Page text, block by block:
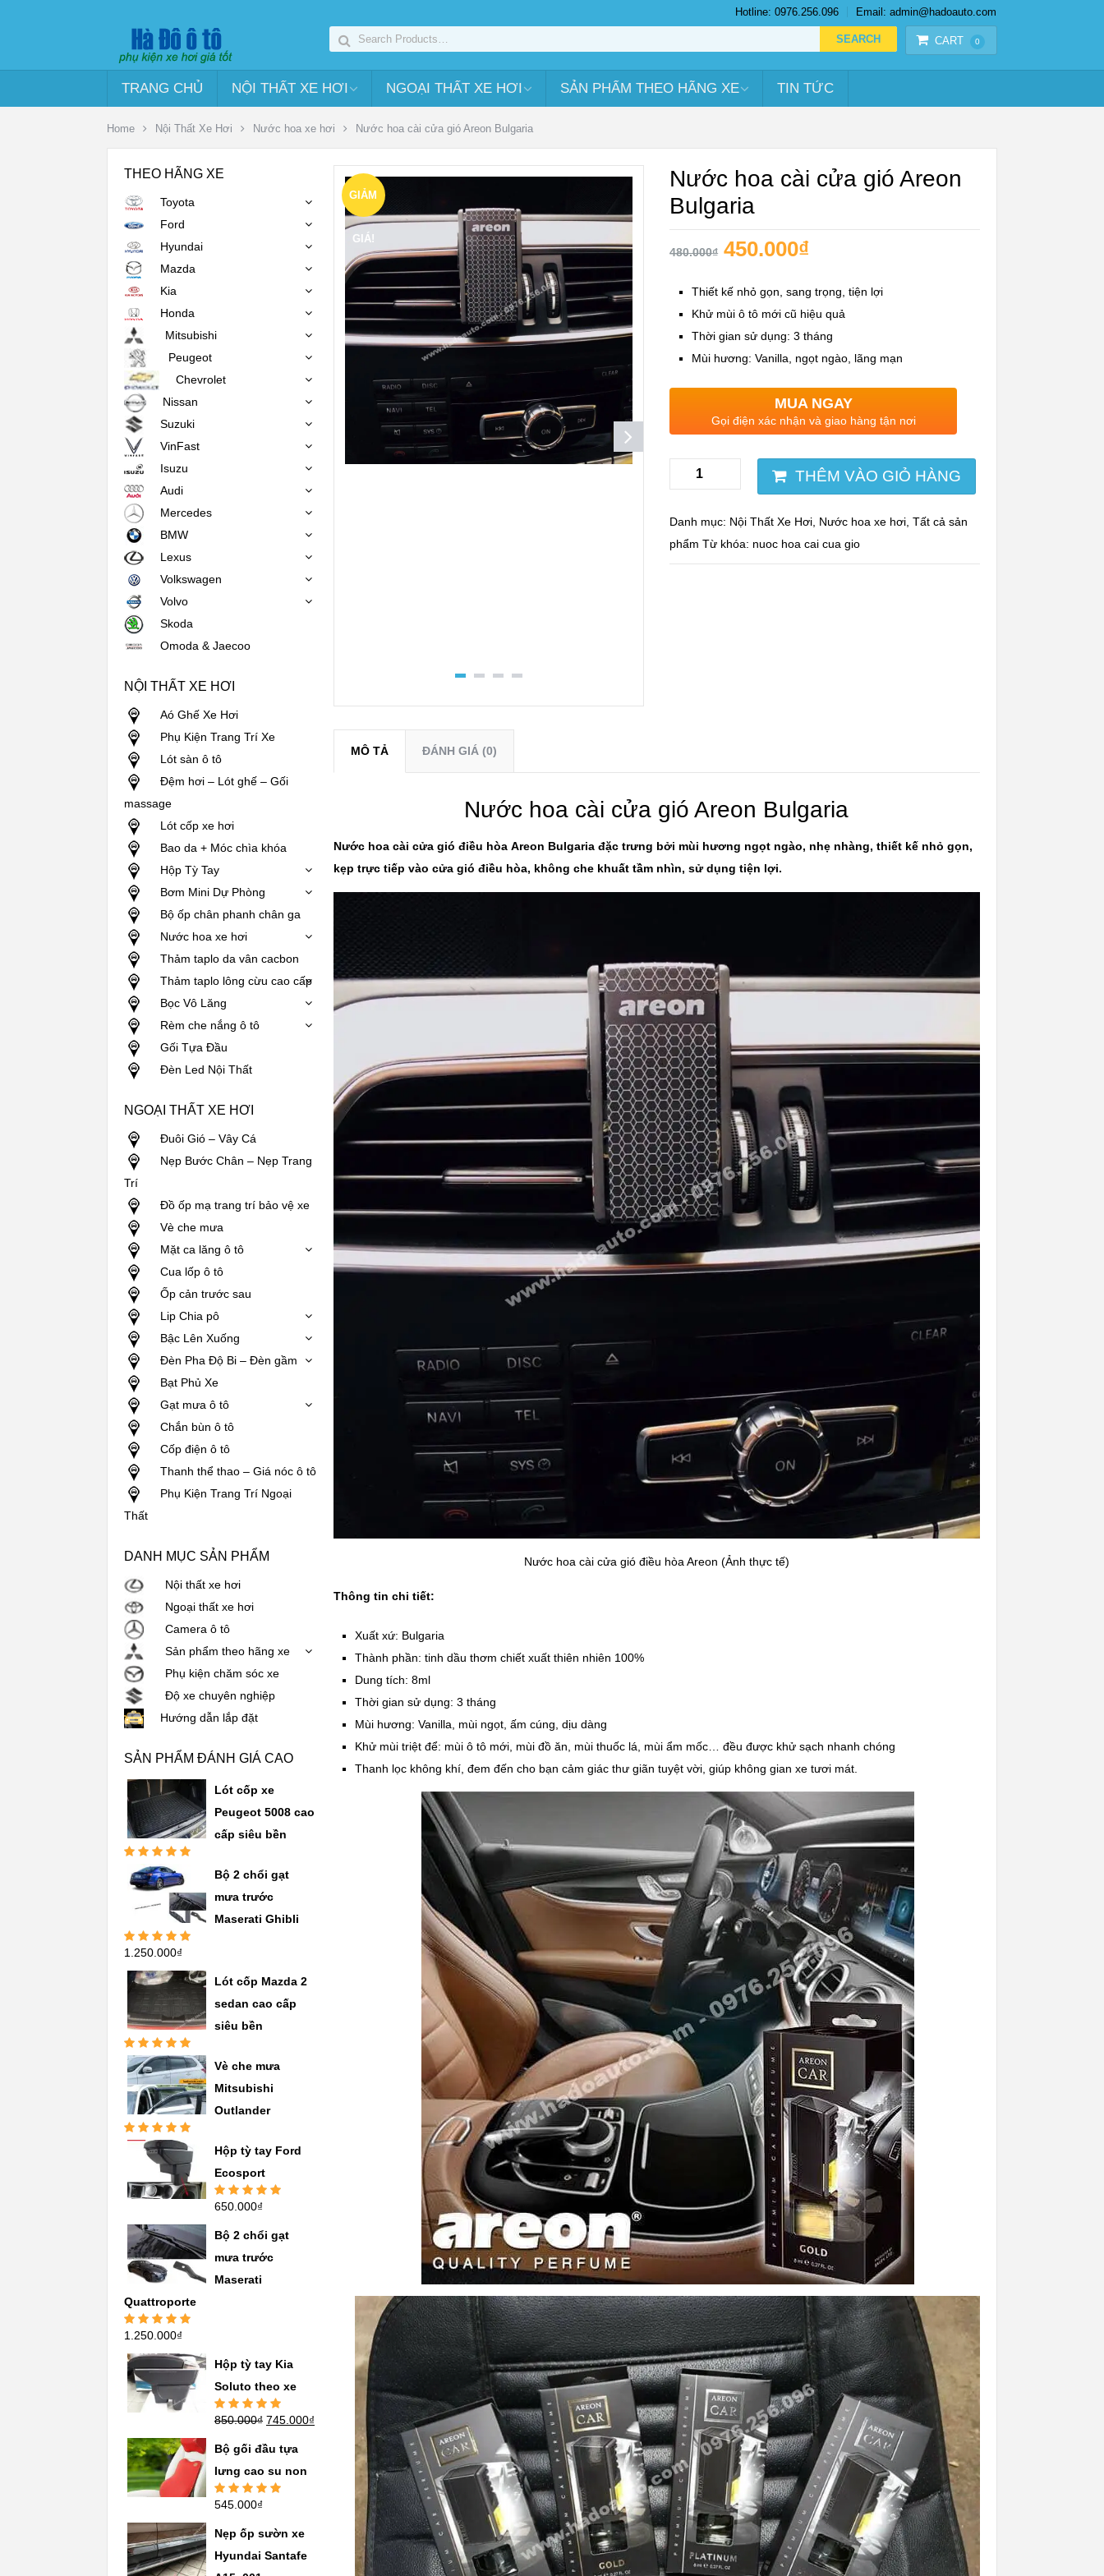
Hotline: 0976.256.096 Email: admin@hadoauto.com
CART 0
TRANG CHỦ NỘI THẤT XE HƠI NGOẠI THẤT XE HƠI SẢN PHẨM THEO HÃNG XE TIN TỨC
Home Nội Thất Xe Hơi Nước hoa xe hơi Nước hoa cài cửa gió Areon Bulgaria
GIẢM
GIÁ!
Nước hoa cài cửa gió Areon
Bulgaria
480.000₫ 450.000₫
Thiết kế nhỏ gọn, sang trọng, tiện lợi
Khử mùi ô tô mới cũ hiệu quả
Thời gian sử dụng: 3 tháng
Mùi hương: Vanilla, ngọt ngào, lãng mạn
MUA NGAY
Gọi điện xác nhận và giao hàng tận nơi
THÊM VÀO GIỎ HÀNG
Danh mục: Nội Thất Xe Hơi Nước hoa xe hơi ,Tất cả sản
phẩm Từ khóa: nuoc hoa cai cua gio
MÔ TẢ ĐÁNH GIÁ (0)
Nước hoa cài cửa gió Areon Bulgaria
Nước hoa cài cửa gió điều hòa Areon Bulgaria đặc trưng bởi mùi hương ngọt ngào, nhẹ nhàng, thiết kế nhỏ gọn,
kẹp trực tiếp vào cửa gió điều hòa, không che khuất tầm nhìn, sử dụng tiện lợi.
Nước hoa cài cửa gió điều hòa Areon (Ảnh thực tế)
Thông tin chi tiết:
Xuất xứ: Bulgaria
Thành phần: tinh dầu thơm chiết xuất thiên nhiên 100%
Dung tích: 8ml
Thời gian sử dụng: 3 tháng
Mùi hương: Vanilla, mùi ngọt, ấm cúng, dịu dàng
Khử mùi triệt để: mùi ô tô mới, mùi đồ ăn, mùi thuốc lá, mùi ẩm mốc… đều được khử sạch nhanh chóng
Thanh lọc không khí, đem đến cho bạn cảm giác thư giãn tuyệt vời, giúp không gian xe tươi mát.
THEO HÃNG XE
Toyota
Ford
Hyundai
Mazda
Kia
Honda
Mitsubishi
Peugeot
Chevrolet
Nissan
Suzuki
VinFast
Isuzu
Audi
Mercedes
BMW
Lexus
Volkswagen
Volvo
Skoda
Omoda & Jaecoo
NỘI THẤT XE HƠI
Aó Ghế Xe Hơi
Phụ Kiện Trang Trí Xe
Lót sàn ô tô
Đệm hơi – Lót ghế – Gối
massage
Lót cốp xe hơi
Bao da + Móc chìa khóa
Hộp Tỳ Tay
Bơm Mini Dự Phòng
Bộ ốp chân phanh chân ga
Nước hoa xe hơi
Thảm taplo da vân cacbon
Thảm taplo lông cừu cao cấp
Bọc Vô Lăng
Rèm che nắng ô tô
Gối Tựa Đầu
Đèn Led Nội Thất
NGOẠI THẤT XE HƠI
Đuôi Gió – Vây Cá
Nẹp Bước Chân – Nẹp Trang
Trí
Đồ ốp mạ trang trí bảo vệ xe
Vè che mưa
Mặt ca lăng ô tô
Cua lốp ô tô
Ốp cản trước sau
Lip Chia pô
Bậc Lên Xuống
Đèn Pha Độ Bi – Đèn gầm
Bạt Phủ Xe
Gạt mưa ô tô
Chắn bùn ô tô
Cốp điện ô tô
Thanh thể thao – Giá nóc ô tô
Phụ Kiện Trang Trí Ngoại
Thất
DANH MỤC SẢN PHẨM
Nội thất xe hơi
Ngoại thất xe hơi
Camera ô tô
Sản phẩm theo hãng xe
Phụ kiện chăm sóc xe
Độ xe chuyên nghiệp
Hướng dẫn lắp đặt
SẢN PHẨM ĐÁNH GIÁ CAO
Lót cốp xe
Peugeot 5008 cao
cấp siêu bền
Được xếp
hạng5.005
sao
Bộ 2 chổi gạt
mưa trước
Maserati Ghibli
Được xếp
sao
1.250.000₫
Lót cốp Mazda 2
sedan cao cấp
siêu bền
Được xếp
hạng5.005
sao
Vè che mưa
Mitsubishi
Outlander
Được xếp
hạng5.00
Hộp tỳ tay Ford
Ecosport
Được xếp
sao
650.000₫
Bộ 2 chổi gạt
mưa trước
Maserati
Quattroporte
Được xếp
sao
1.250.000₫
Hộp tỳ tay Kia
Soluto theo xe
Được xếp
sao
850.000₫ 745.000₫
Bộ gối đầu tựa
lưng cao su non
Được xếp
sao
545.000₫
Nẹp ốp sườn xe
Hyundai Santafe